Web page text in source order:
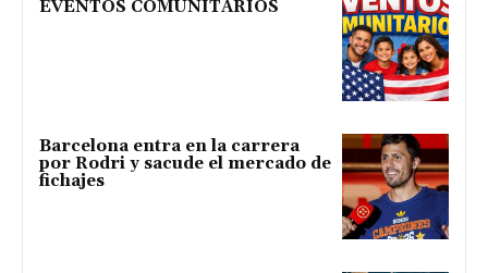
EVENTOS COMUNITARIOS
Barcelona entra en la carrera
por Rodri y sacude el mercado de
fichajes